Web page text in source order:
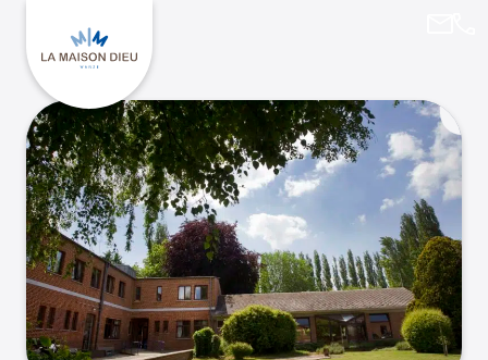
Retourner à l'accueil de La Maison Dieu